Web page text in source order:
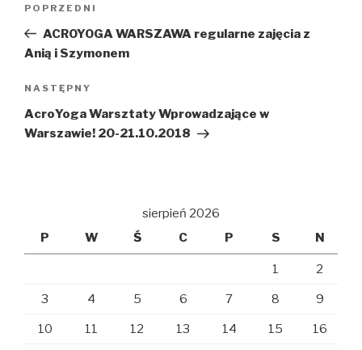
Poprzedni
wpis
POPRZEDNI
ACROYOGA WARSZAWA regularne zajęcia z
Anią i Szymonem
Następny
wpis
NASTĘPNY
AcroYoga Warsztaty Wprowadzające w
Warszawie! 20-21.10.2018
sierpień 2026
P
W Ś C P S N
1 2
3 4 5 6 7 8 9
10 11 12 13 14 15 16